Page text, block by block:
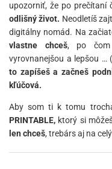
upozorniť, že po prečítaní
odlišný život. Neodletíš
digitálny nomád. Na
vlastne chceš, po čom
vyrovnanejšou a lepšou …
to zapíšeš a začneš
kľúčová.
Aby som ti k tomu
PRINTABLE, ktorý si
len chceš, trebárs aj na